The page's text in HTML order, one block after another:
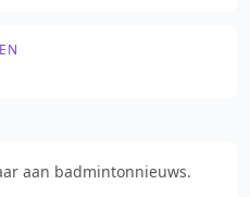
aan badmintonnieuws.